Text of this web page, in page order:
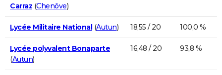
Carraz (Chenôve)
Lycée Militaire National(Autun) 18,55 / 20 100,0 %
Lycée polyvalent Bonaparte
(Autun)
16,48 / 20 93,8 %